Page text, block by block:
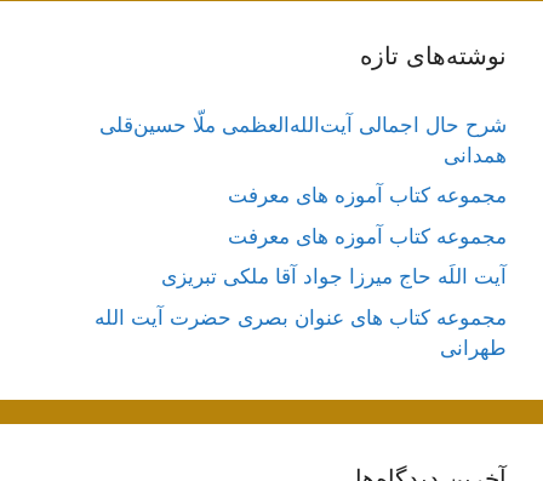
نوشته‌های تازه
شرح حال اجمالی آیت‌الله‌العظمی ملّا حسین‌قلی
همدانی
مجموعه کتاب آموزه های معرفت
مجموعه کتاب آموزه های معرفت
آیت اللَه حاج میرزا جواد آقا ملکی تبریزی
مجموعه کتاب های عنوان بصری حضرت آیت الله
طهرانی